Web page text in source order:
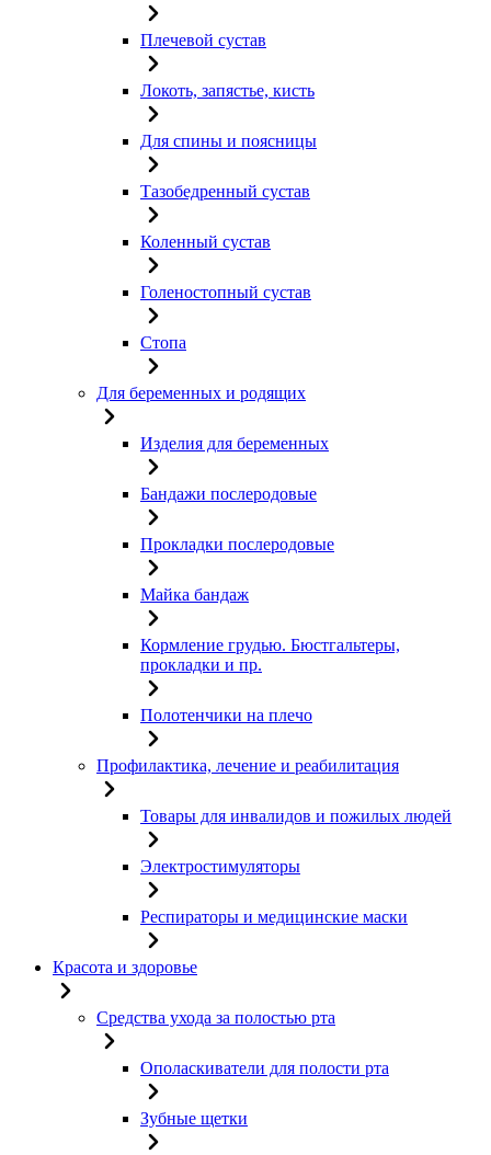
Плечевой сустав
Локоть, запястье, кисть
Для спины и поясницы
Тазобедренный сустав
Коленный сустав
Голеностопный сустав
Стопа
Для беременных и родящих
Изделия для беременных
Бандажи послеродовые
Прокладки послеродовые
Майка бандаж
Кормление грудью. Бюстгальтеры,
прокладки и пр.
Полотенчики на плечо
Профилактика, лечение и реабилитация
Товары для инвалидов и пожилых людей
Электростимуляторы
Респираторы и медицинские маски
Красота и здоровье
Средства ухода за полостью рта
Ополаскиватели для полости рта
Зубные щетки